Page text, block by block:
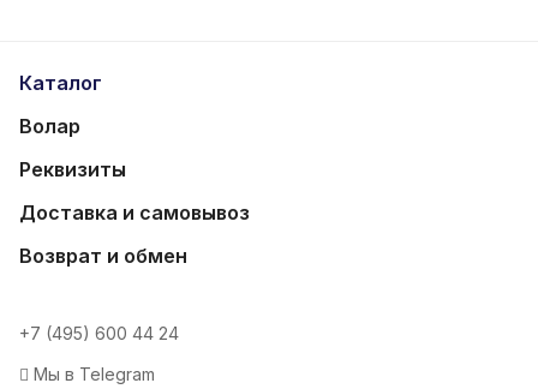
Каталог
Волар
Реквизиты
Доставка и самовывоз
Возврат и обмен
+7 (495) 600 44 24
Мы в Telegram